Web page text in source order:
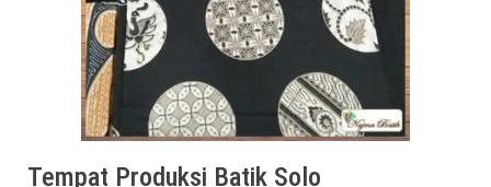
Tempat Produksi Batik Solo